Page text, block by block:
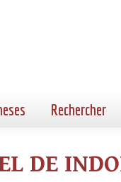
Rechercher
DE